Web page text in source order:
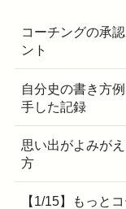
コーチングの承
ント
自分史の書き方
手した記録
思い出がよみが
方
【1/15】もっと